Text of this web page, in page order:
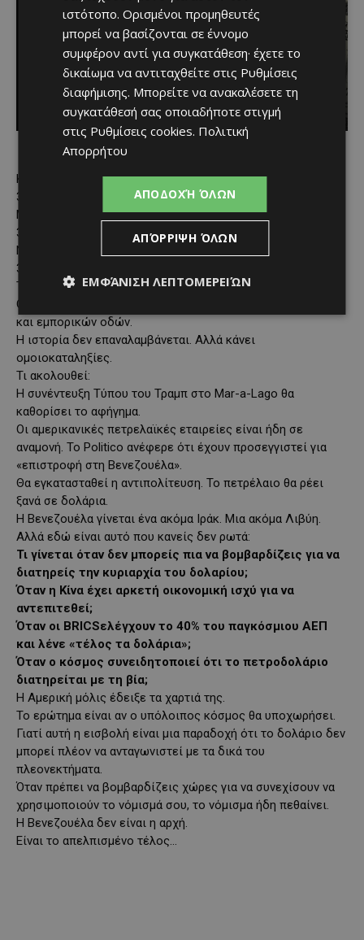
Και ο συγχρονισμός είναι τρελός:
3 Ιανουαρίου 2026. Εισβολή στη Βενεζουέλα. Σύλληψη
Μαδούρο.
3 Ιανουαρίου 1990. Εισβολή στον Παναμά. Σύλληψη
Νοριέγκα.
36 χρόνια διαφορά. Σχεδόν την ίδια μέρα.
Το ίδιο εγχειρίδιο. Η ίδια δικαιολογία περί «ναρκωτικών».
Ο ίδιος πραγματικός λόγος: έλεγχος στρατηγικών πόρων
και εμπορικών οδών.
Η ιστορία δεν επαναλαμβάνεται. Αλλά κάνει
ομοιοκαταληξίες.
Τι ακολουθεί:
Η συνέντευξη Τύπου του Τραμπ στο Mar-a-Lago θα
καθορίσει το αφήγημα.
Οι αμερικανικές πετρελαϊκές εταιρείες είναι ήδη σε
αναμονή. Το Politico ανέφερε ότι έχουν προσεγγιστεί για
«επιστροφή στη Βενεζουέλα».
Θα εγκατασταθεί η αντιπολίτευση. Το πετρέλαιο θα ρέει
ξανά σε δολάρια.
Η Βενεζουέλα γίνεται ένα ακόμα Ιράκ. Μια ακόμα Λιβύη.
Αλλά εδώ είναι αυτό που κανείς δεν ρωτά:
Τι γίνεται όταν δεν μπορείς πια να βομβαρδίζεις για να
διατηρείς την κυριαρχία του δολαρίου;
Όταν η Κίνα έχει αρκετή οικονομική ισχύ για να
αντεπιτεθεί;
Όταν οι BRICSελέγχουν το 40% του παγκόσμιου ΑΕΠ
και λένε «τέλος τα δολάρια»;
Όταν ο κόσμος συνειδητοποιεί ότι το πετροδολάριο
διατηρείται με τη βία;
Η Αμερική μόλις έδειξε τα χαρτιά της.
Το ερώτημα είναι αν ο υπόλοιπος κόσμος θα υποχωρήσει.
Γιατί αυτή η εισβολή είναι μια παραδοχή ότι το δολάριο δεν
μπορεί πλέον να ανταγωνιστεί με τα δικά του
πλεονεκτήματα.
Όταν πρέπει να βομβαρδίζεις χώρες για να συνεχίσουν να
χρησιμοποιούν το νόμισμά σου, το νόμισμα ήδη πεθαίνει.
Η Βενεζουέλα δεν είναι η αρχή.
Είναι το απελπισμένο τέλος…
ιστότοπο. Ορισμένοι προμηθευτές
μπορεί να βασίζονται σε έννομο
συμφέρον αντί για συγκατάθεση· έχετε το
δικαίωμα να αντιταχθείτε στις Ρυθμίσεις
διαφήμισης. Μπορείτε να ανακαλέσετε τη
συγκατάθεσή σας οποιαδήποτε στιγμή
στις Ρυθμίσεις cookies. Πολιτική
Απορρήτου
ΑΠΟΔΟΧΉ ΌΛΩΝ
ΑΠΌΡΡΙΨΗ ΌΛΩΝ
ΕΜΦΆΝΙΣΗ ΛΕΠΤΟΜΕΡΕΙΏΝ